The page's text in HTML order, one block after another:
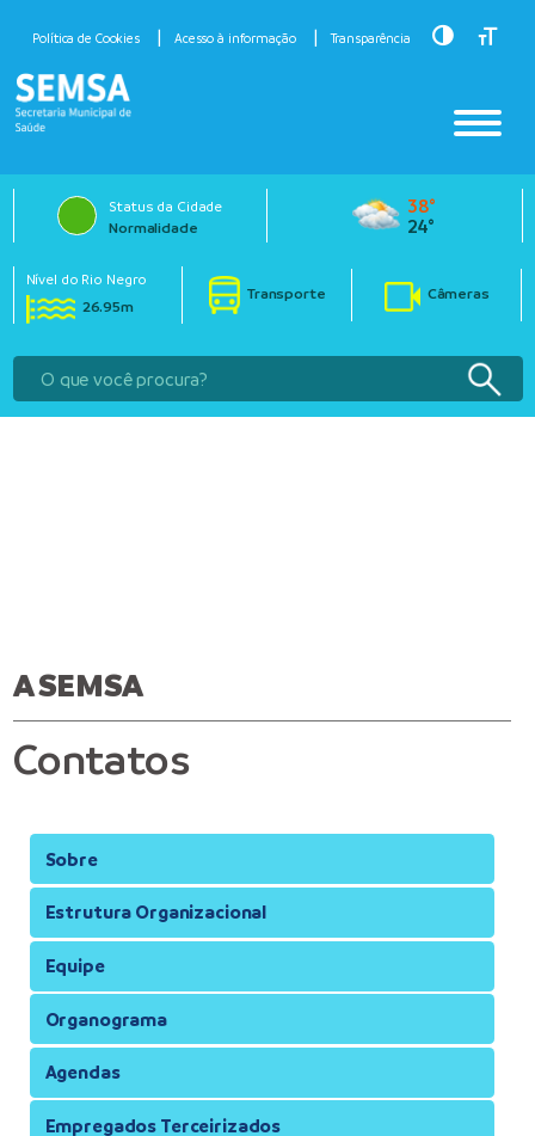
Política de Cookies Acesso à informação Transparência Toggle
Status da Cidade
Normalidade
38°
24°
Nível do Rio Negro
26.95m
Transporte Câmeras
A SEMSA
Contatos
Sobre
Estrutura Organizacional
Equipe
Organograma
Agendas
Empregados Terceirizados